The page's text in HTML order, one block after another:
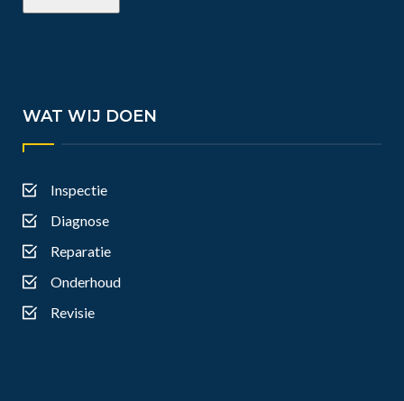
WAT WIJ DOEN
Inspectie
Diagnose
Reparatie
Onderhoud
Revisie